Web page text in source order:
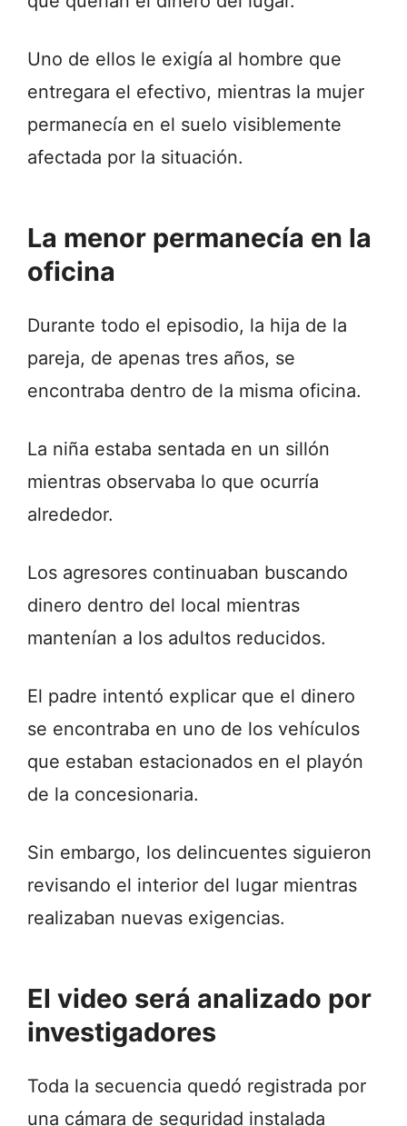
Uno de ellos le exigía al hombre que
entregara el efectivo, mientras la mujer
permanecía en el suelo visiblemente
afectada por la situación.
La menor permanecía en la
oficina
Durante todo el episodio, la hija de la
pareja, de apenas tres años, se
encontraba dentro de la misma oficina.
La niña estaba sentada en un sillón
mientras observaba lo que ocurría
alrededor.
Los agresores continuaban buscando
dinero dentro del local mientras
mantenían a los adultos reducidos.
El padre intentó explicar que el dinero
se encontraba en uno de los vehículos
que estaban estacionados en el playón
de la concesionaria.
Sin embargo, los delincuentes siguieron
revisando el interior del lugar mientras
realizaban nuevas exigencias.
El video será analizado por
investigadores
Toda la secuencia quedó registrada por
una cámara de seguridad instalada